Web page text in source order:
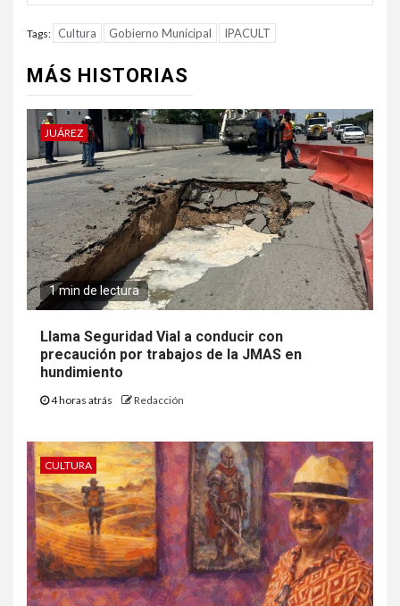
Tags: Cultura Gobierno Municipal IPACULT
MÁS HISTORIAS
JUÁREZ
1 min de lectura
Llama Seguridad Vial a conducir con
precaución por trabajos de la JMAS en
hundimiento
4 horas atrás Redacción
CULTURA